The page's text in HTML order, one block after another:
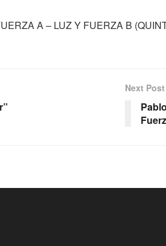
A – LUZ Y FUERZA B
Next Post